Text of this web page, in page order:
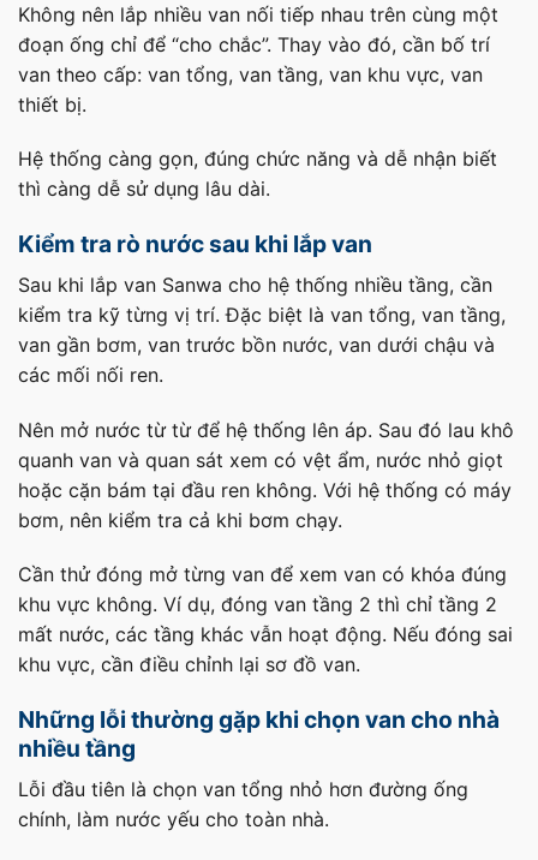
Không nên lắp nhiều van nối tiếp nhau trên cùng một
đoạn ống chỉ để “cho chắc”. Thay vào đó, cần bố trí
van theo cấp: van tổng, van tầng, van khu vực, van
thiết bị.
Hệ thống càng gọn, đúng chức năng và dễ nhận biết
thì càng dễ sử dụng lâu dài.
Kiểm tra rò nước sau khi lắp van
Sau khi lắp van Sanwa cho hệ thống nhiều tầng, cần
kiểm tra kỹ từng vị trí. Đặc biệt là van tổng, van tầng,
van gần bơm, van trước bồn nước, van dưới chậu và
các mối nối ren.
Nên mở nước từ từ để hệ thống lên áp. Sau đó lau khô
quanh van và quan sát xem có vệt ẩm, nước nhỏ giọt
hoặc cặn bám tại đầu ren không. Với hệ thống có máy
bơm, nên kiểm tra cả khi bơm chạy.
Cần thử đóng mở từng van để xem van có khóa đúng
khu vực không. Ví dụ, đóng van tầng 2 thì chỉ tầng 2
mất nước, các tầng khác vẫn hoạt động. Nếu đóng sai
khu vực, cần điều chỉnh lại sơ đồ van.
Những lỗi thường gặp khi chọn van cho nhà
nhiều tầng
Lỗi đầu tiên là chọn van tổng nhỏ hơn đường ống
chính, làm nước yếu cho toàn nhà.